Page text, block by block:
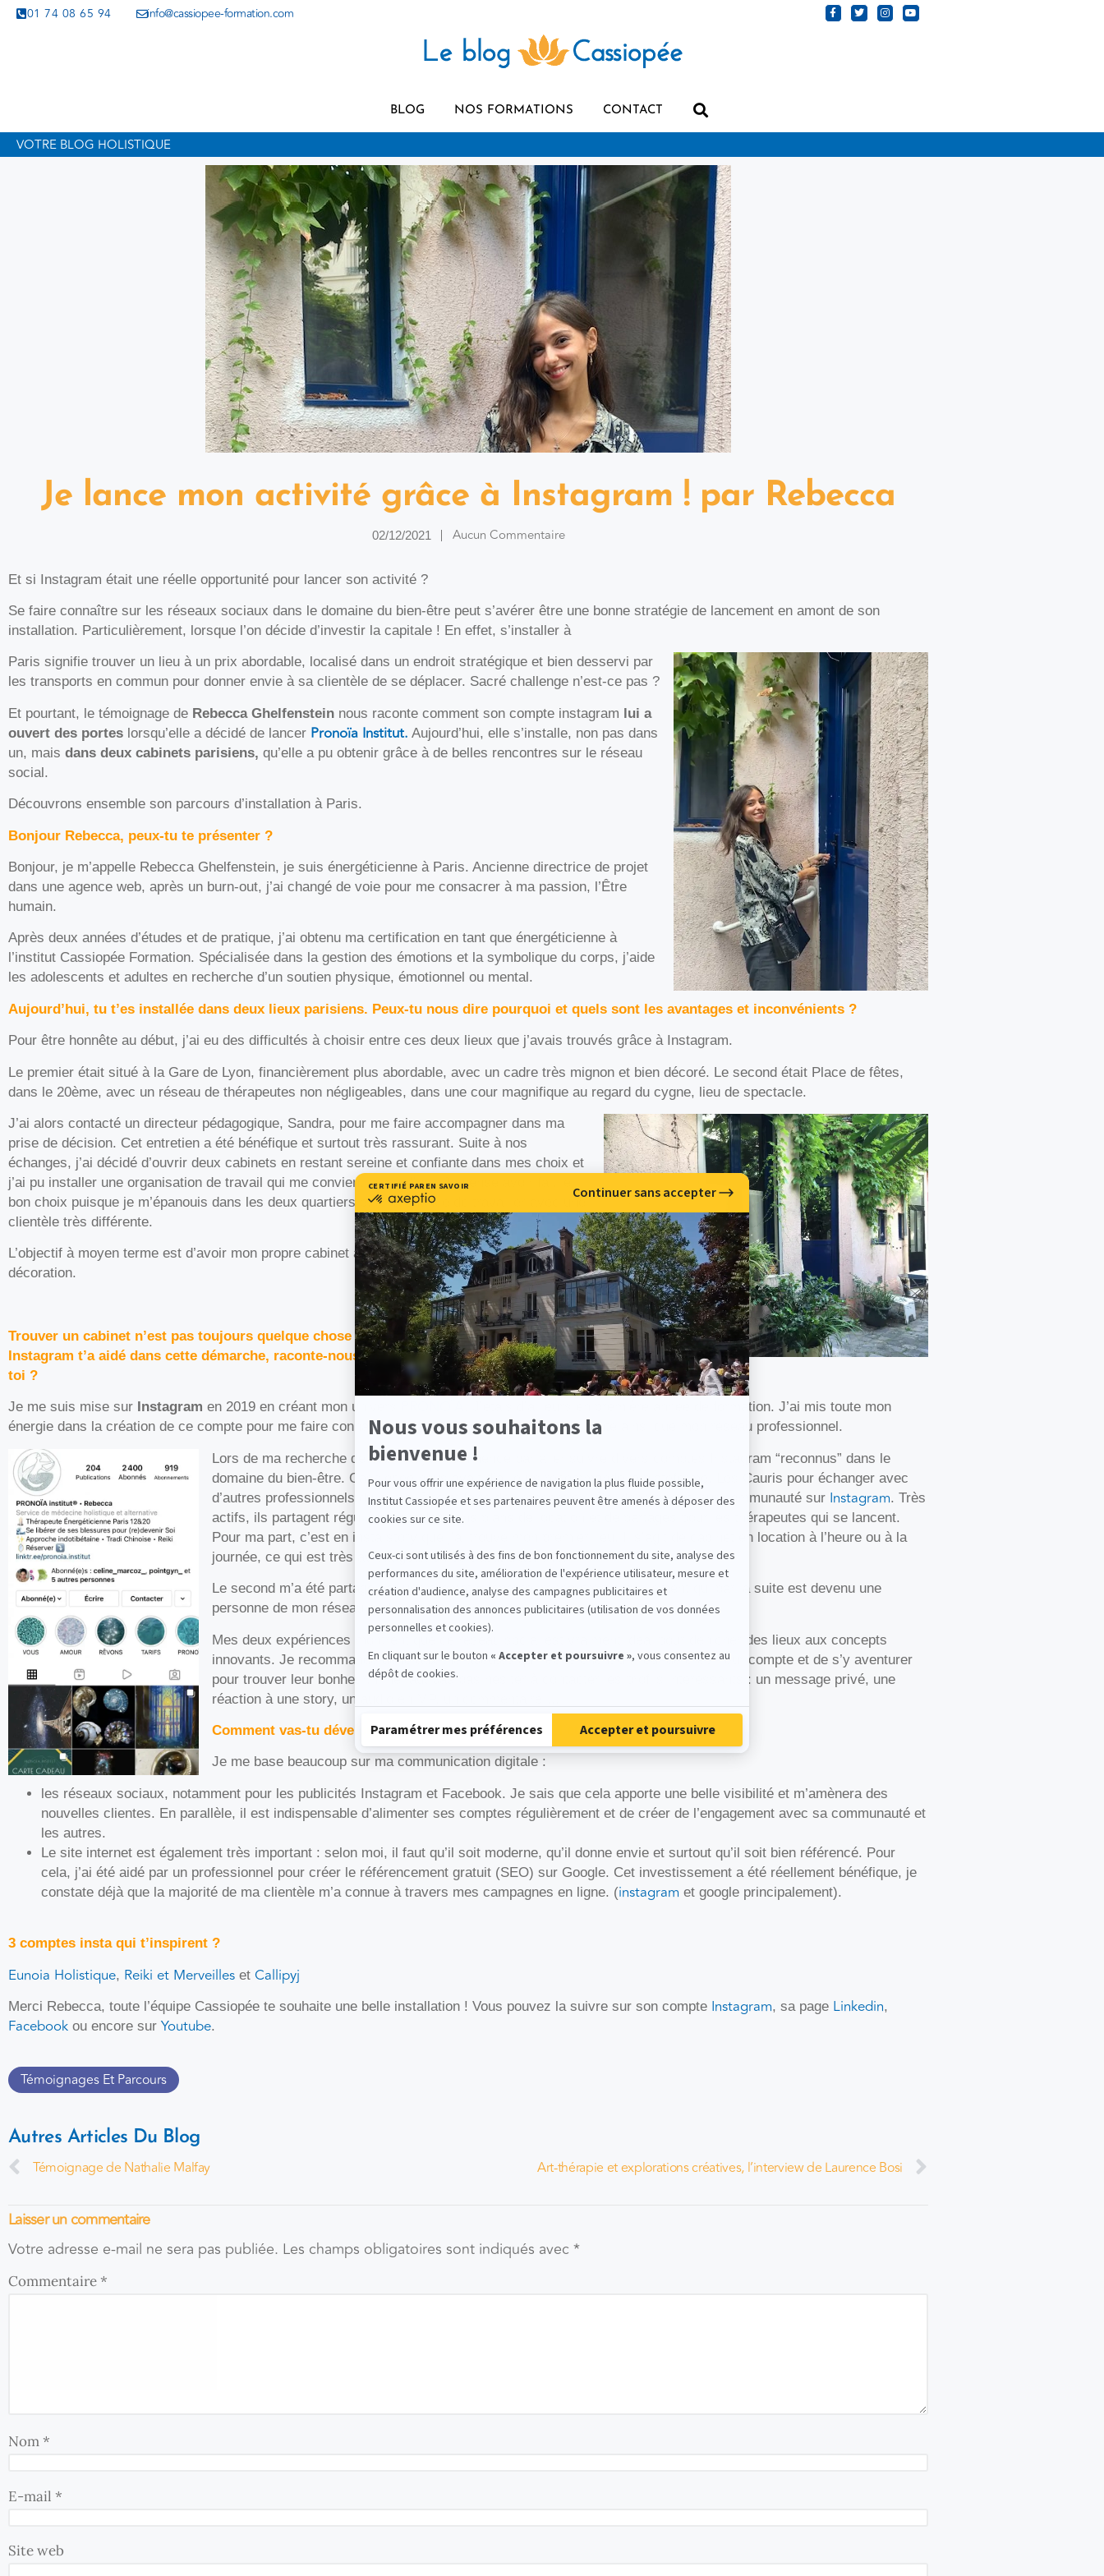
01 74 08 65 94 info@cassiopee-formation.com
BLOG NOS FORMATIONS CONTACT
VOTRE BLOG HOLISTIQUE
Je lance mon activité grâce à Instagram ! par Rebecca
02/12/2021 Aucun Commentaire
Et si Instagram était une réelle opportunité pour lancer son activité ?
Se faire connaître sur les réseaux sociaux dans le domaine du bien-être peut s’avérer être une bonne stratégie de lancement en amont de son
installation. Particulièrement, lorsque l’on décide d’investir la capitale ! En effet, s’installer à
Paris signifie trouver un lieu à un prix abordable, localisé dans un endroit stratégique et bien desservi par
les transports en commun pour donner envie à sa clientèle de se déplacer. Sacré challenge n’est-ce pas ?
Et pourtant, le témoignage de Rebecca Ghelfenstein nous raconte comment son compte instagram lui a
ouvert des portes lorsqu’elle a décidé de lancer Pronoïa Institut. Aujourd’hui, elle s’installe, non pas dans
un, mais dans deux cabinets parisiens, qu’elle a pu obtenir grâce à de belles rencontres sur le réseau
social.
Découvrons ensemble son parcours d’installation à Paris.
Bonjour Rebecca, peux-tu te présenter ?
Bonjour, je m’appelle Rebecca Ghelfenstein, je suis énergéticienne à Paris. Ancienne directrice de projet
dans une agence web, après un burn-out, j’ai changé de voie pour me consacrer à ma passion, l’Être
humain.
Après deux années d’études et de pratique, j’ai obtenu ma certification en tant que énergéticienne à
l’institut Cassiopée Formation. Spécialisée dans la gestion des émotions et la symbolique du corps, j’aide
les adolescents et adultes en recherche d’un soutien physique, émotionnel ou mental.
Aujourd’hui, tu t’es installée dans deux lieux parisiens. Peux-tu nous dire pourquoi et quels sont les avantages et inconvénients ?
Pour être honnête au début, j’ai eu des difficultés à choisir entre ces deux lieux que j’avais trouvés grâce à Instagram.
Le premier était situé à la Gare de Lyon, financièrement plus abordable, avec un cadre très mignon et bien décoré. Le second était Place de fêtes,
dans le 20ème, avec un réseau de thérapeutes non négligeables, dans une cour magnifique au regard du cygne, lieu de spectacle.
J’ai alors contacté un directeur pédagogique, Sandra, pour me faire accompagner dans ma
prise de décision. Cet entretien a été bénéfique et surtout très rassurant. Suite à nos
échanges, j’ai décidé d’ouvrir deux cabinets en restant sereine et confiante dans mes choix et
j’ai pu installer une organisation de travail qui me convient aujourd’hui. Je pense avoir fait le
bon choix puisque je m’épanouis dans les deux quartiers et ai la chance de travailler avec une
clientèle très différente.
L’objectif à moyen terme est d’avoir mon propre cabinet avec mon univers et ma propre
décoration.
Trouver un cabinet n’est pas toujours quelque chose d’évident, surtout à Paris.
Instagram t’a aidé dans cette démarche, raconte-nous com ment cela s’est déroulé pour
toi ?
Je me suis mise sur Instagram en 2019 en créant mon univers
. J’étais d’ailleurs en première année de formation. J’ai mis toute mon
énergie dans la création de ce compte pour me faire connaître et bâtir doucement une communauté ainsi que mon réseau professionnel.
Lors de ma recherche de cabinet, j’ai commencé par aller suivre divers comptes Instagram “reconnus” dans le
domaine du bien-être. Cassiopée nous avait d’ailleurs recommandé la plateforme, Les Cauris pour échanger avec
d’autres professionnels du mieux-être et faire des rencontres. J’ai donc rejoint leur communauté sur Instagram. Très
actifs, ils partagent régulièrement des bons plans de location et de partages pour les thérapeutes qui se lancent.
Pour ma part, c’est en insta story que j’ai trouvé mon premier lieu. Il
de cabinet en location à l’heure ou à la
journée, ce qui est très avantageux en ce début d’activité.
Le second m’a été partagé par une aromathérapeute, rencontrée virtuellement qui par la suite est devenu une
personne de mon réseau professionnel.
Mes deux expériences montrent que ce réseau social est vraiment idéal pour dénicher des lieux aux concepts
innovants. Je recommande donc aux thérapeutes qui recherchent un lieu, de créer leur compte et de s’y aventurer
pour trouver leur bonheur. Il ne faut pas pas hésiter à contacter les profils intéressants : un message privé, une
réaction à une story, un audio en MP, un commentaire …
Comment vas-tu développer ton réseau professionnel et ta clientèle ?
Je me base beaucoup sur ma communication digitale :
les réseaux sociaux, notamment pour les publicités Instagram et Facebook. Je sais que cela apporte une belle visibilité et m’amènera des
nouvelles clientes. En parallèle, il est indispensable d’alimenter ses comptes régulièrement et de créer de l’engagement avec sa communauté et
les autres.
Le site internet est également très important : selon moi, il faut qu’il soit moderne, qu’il donne envie et surtout qu’il soit bien référencé. Pour
cela, j’ai été aidé par un professionnel pour créer le référencement gratuit (SEO) sur Google. Cet investissement a été réellement bénéfique, je
constate déjà que la majorité de ma clientèle m’a connue à travers mes campagnes en ligne. (instagram et google principalement).
3 comptes insta qui t’inspirent ?
Eunoia Holistique, Reiki et Merveilles et Callipyj
Merci Rebecca, toute l’équipe Cassiopée te souhaite une belle installation ! Vous pouvez la suivre sur son compte Instagram, sa page Linkedin,
Facebook ou encore sur Youtube.
Témoignages Et Parcours
Autres Articles Du Blog
Témoignage de Nathalie Malfay
Art-thérapie et explorations créatives, l’interview de Laurence Bosi
Laisser un commentaire
Votre adresse e-mail ne sera pas publiée. Les champs obligatoires sont indiqués avec *
Commentaire*
Nom*
E-mail *
Site web